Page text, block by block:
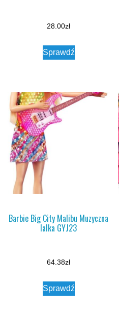
28.00zł
Sprawdź
Barbie Big City Malibu Muzyczna
lalka GYJ23
64.38zł
Sprawdź